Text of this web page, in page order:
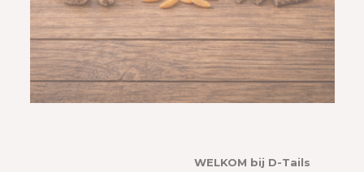
WELKOM bij D-Tails